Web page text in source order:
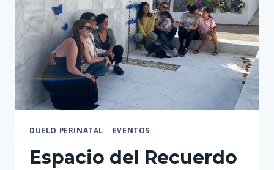
DUELO PERINATAL | EVENTOS
Espacio del Recuerdo